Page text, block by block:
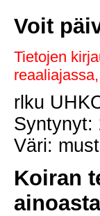
Voit
Tietojen
rlku
Väri:
Koiran